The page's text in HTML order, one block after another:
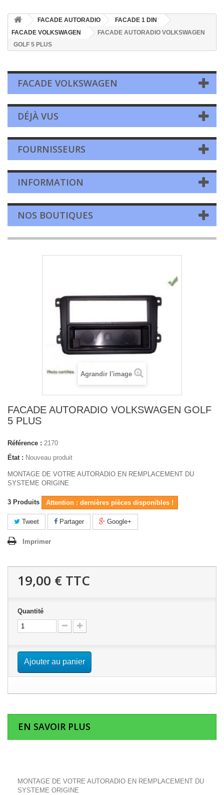
FACADE AUTORADIO
FACADE 1 DIN
FACADE VOLKSWAGEN
FACADE AUTORADIO VOLKSWAGEN
GOLF 5 PLUS
FACADE VOLKSWAGEN
DÉJÀ VUS
FOURNISSEURS
INFORMATION
NOS BOUTIQUES
Agrandir l'image
FACADE AUTORADIO VOLKSWAGEN GOLF
5 PLUS
Référence : 2170
État : Nouveau produit
MONTAGE DE VOTRE AUTORADIO EN REMPLACEMENT DU
SYSTEME ORIGINE
3 Produits Attention : dernières pièces disponibles !
Tweet Partager Google+
Imprimer
19,00 € TTC
Quantité
Ajouter au panier
EN SAVOIR PLUS
MONTAGE DE VOTRE AUTORADIO EN REMPLACEMENT DU
SYSTEME ORIGINE